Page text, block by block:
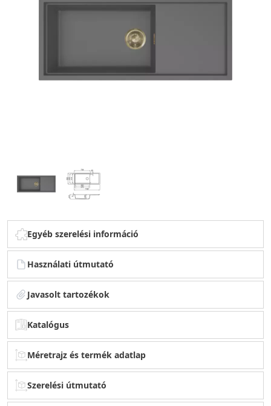
Egyéb szerelési információ
Használati útmutató
Javasolt tartozékok
Katalógus
Méretrajz és termék adatlap
Szerelési útmutató